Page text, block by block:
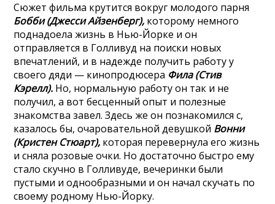
Сюжет фильма крутится вокруг молодого парня
Бобби (Джесси Айзенберг), которому немного
поднадоела жизнь в Нью-Йорке и он
отправляется в Голливуд на поиски новых
впечатлений, и в надежде получить работу у
своего дяди — кинопродюсера Фила (Стив
Кэрелл). Но, нормальную работу он так и не
получил, а вот бесценный опыт и полезные
знакомства завел. Здесь же он познакомился с,
казалось бы, очаровательной девушкой Вонни
(Кристен Стюарт), которая перевернула его жизнь
и сняла розовые очки. Но достаточно быстро ему
стало скучно в Голливуде, вечеринки были
пустыми и однообразными и он начал скучать по
своему родному Нью-Йорку.